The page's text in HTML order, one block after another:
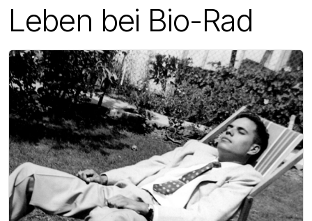
Leben bei Bio-Rad